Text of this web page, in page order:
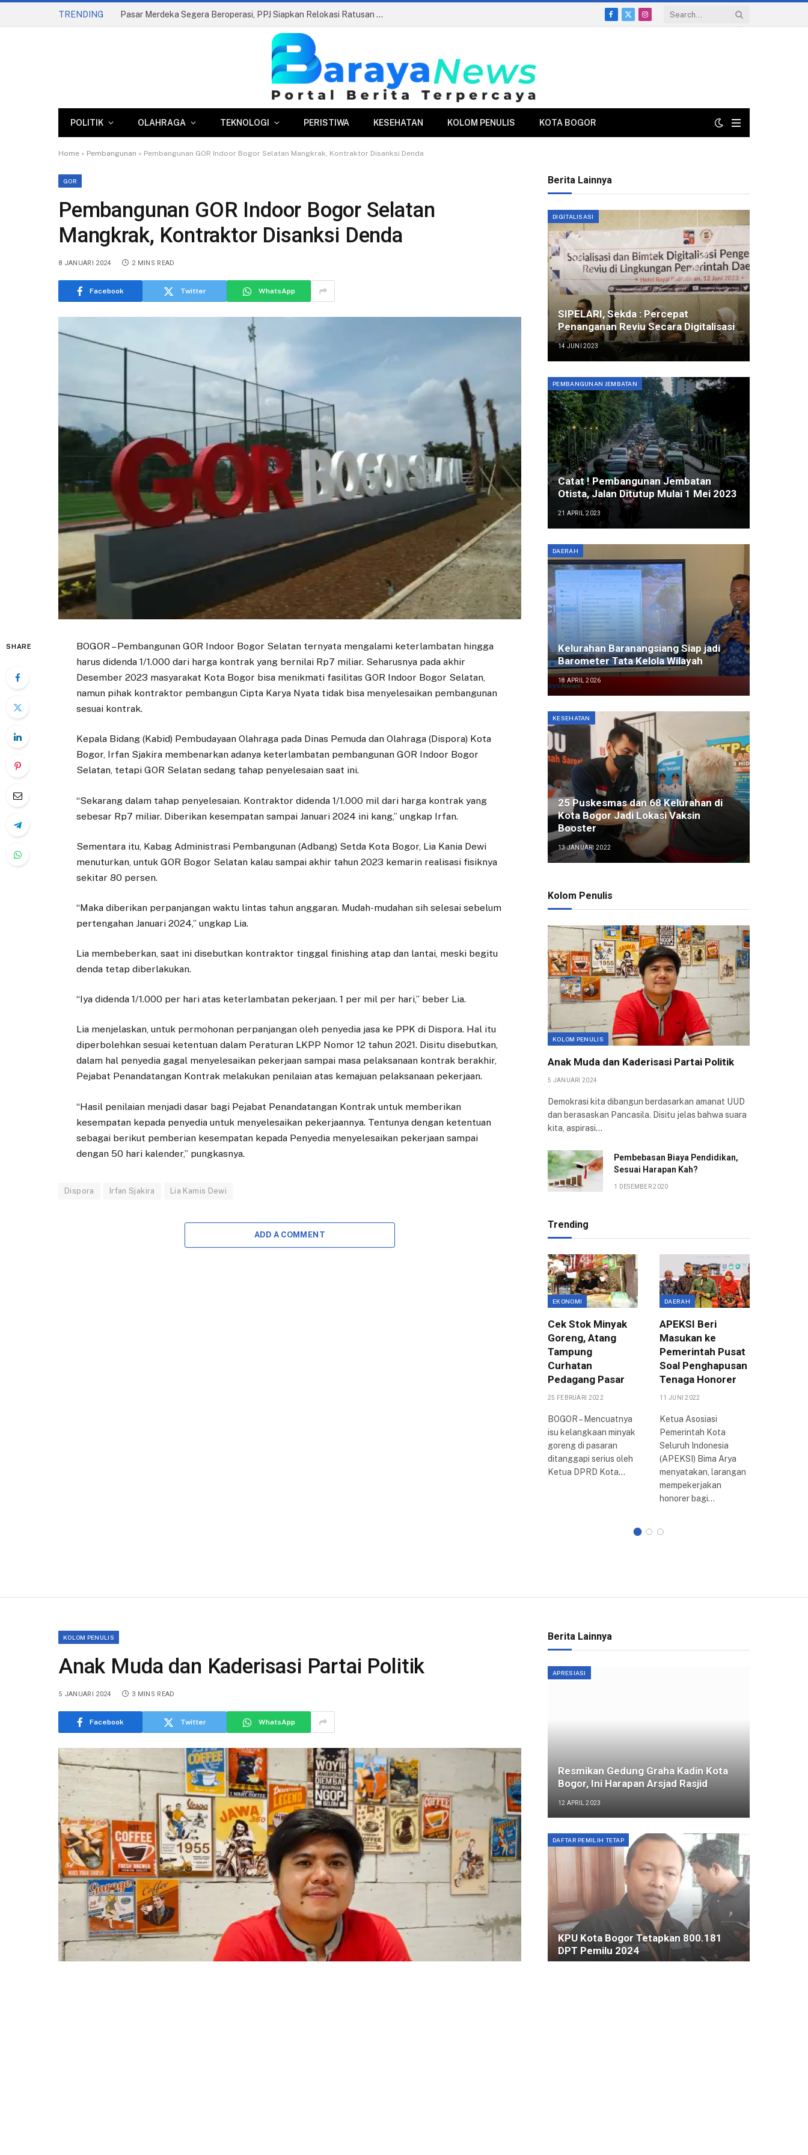
TRENDING Pasar Merdeka Segera Beroperasi, PPJ Siapkan Relokasi Ratusan Pedagang dan PKL
Facebook
X
Instagram
POLITIK OLAHRAGA TEKNOLOGI PERISTIWA KESEHATAN KOLOM PENULIS KOTA BOGOR
Home » Pembangunan » Pembangunan GOR Indoor Bogor Selatan Mangkrak, Kontraktor Disanksi Denda
GOR
Pembangunan GOR Indoor Bogor Selatan
Mangkrak, Kontraktor Disanksi Denda
8 JANUARI 2024 2 MINS READ
Facebook Twitter WhatsApp
SHARE
BOGOR – Pembangunan GOR Indoor Bogor Selatan ternyata mengalami keterlambatan hingga
harus didenda 1/1.000 dari harga kontrak yang bernilai Rp7 miliar. Seharusnya pada akhir
Desember 2023 masyarakat Kota Bogor bisa menikmati fasilitas GOR Indoor Bogor Selatan,
namun pihak kontraktor pembangun Cipta Karya Nyata tidak bisa menyelesaikan pembangunan
sesuai kontrak.
Kepala Bidang (Kabid) Pembudayaan Olahraga pada Dinas Pemuda dan Olahraga (Dispora) Kota
Bogor, Irfan Sjakira membenarkan adanya keterlambatan pembangunan GOR Indoor Bogor
Selatan, tetapi GOR Selatan sedang tahap penyelesaian saat ini.
“Sekarang dalam tahap penyelesaian. Kontraktor didenda 1/1.000 mil dari harga kontrak yang
sebesar Rp7 miliar. Diberikan kesempatan sampai Januari 2024 ini kang,” ungkap Irfan.
Sementara itu, Kabag Administrasi Pembangunan (Adbang) Setda Kota Bogor, Lia Kania Dewi
menuturkan, untuk GOR Bogor Selatan kalau sampai akhir tahun 2023 kemarin realisasi fisiknya
sekitar 80 persen.
“Maka diberikan perpanjangan waktu lintas tahun anggaran. Mudah-mudahan sih selesai sebelum
pertengahan Januari 2024,” ungkap Lia.
Lia membeberkan, saat ini disebutkan kontraktor tinggal finishing atap dan lantai, meski begitu
denda tetap diberlakukan.
“Iya didenda 1/1.000 per hari atas keterlambatan pekerjaan. 1 per mil per hari,” beber Lia.
Lia menjelaskan, untuk permohonan perpanjangan oleh penyedia jasa ke PPK di Dispora. Hal itu
diperbolehkan sesuai ketentuan dalam Peraturan LKPP Nomor 12 tahun 2021. Disitu disebutkan,
dalam hal penyedia gagal menyelesaikan pekerjaan sampai masa pelaksanaan kontrak berakhir,
Pejabat Penandatangan Kontrak melakukan penilaian atas kemajuan pelaksanaan pekerjaan.
“Hasil penilaian menjadi dasar bagi Pejabat Penandatangan Kontrak untuk memberikan
kesempatan kepada penyedia untuk menyelesaikan pekerjaannya. Tentunya dengan ketentuan
sebagai berikut pemberian kesempatan kepada Penyedia menyelesaikan pekerjaan sampai
dengan 50 hari kalender,” pungkasnya.
Dispora Irfan Sjakira Lia Kamis Dewi
ADD A COMMENT
Berita Lainnya
DIGITALISASI
SIPELARI, Sekda : Percepat
Penanganan Reviu Secara Digitalisasi
14 JUNI 2023
PEMBANGUNAN JEMBATAN
Catat ! Pembangunan Jembatan
Otista, Jalan Ditutup Mulai 1 Mei 2023
21 APRIL 2023
DAERAH
Kelurahan Baranangsiang Siap jadi
Barometer Tata Kelola Wilayah
18 APRIL 2026
KESEHATAN
25 Puskesmas dan 68 Kelurahan di
Kota Bogor Jadi Lokasi Vaksin
Booster
13 JANUARI 2022
Kolom Penulis
KOLOM PENULIS
Anak Muda dan Kaderisasi Partai Politik
5 JANUARI 2024
Demokrasi kita dibangun berdasarkan amanat UUD
dan berasaskan Pancasila. Disitu jelas bahwa suara
kita, aspirasi…
Pembebasan Biaya Pendidikan,
Sesuai Harapan Kah?
1 DESEMBER 2020
Trending
EKONOMI
Cek Stok Minyak
Goreng, Atang
Tampung
Curhatan
Pedagang Pasar
25 FEBRUARI 2022
BOGOR – Mencuatnya
isu kelangkaan minyak
goreng di pasaran
ditanggapi serius oleh
Ketua DPRD Kota…
DAERAH
APEKSI Beri
Masukan ke
Pemerintah Pusat
Soal Penghapusan
Tenaga Honorer
11 JUNI 2022
Ketua Asosiasi
Pemerintah Kota
Seluruh Indonesia
(APEKSI) Bima Arya
menyatakan, larangan
mempekerjakan
honorer bagi…
KOLOM PENULIS
Anak Muda dan Kaderisasi Partai Politik
5 JANUARI 2024 3 MINS READ
Facebook Twitter WhatsApp
Berita Lainnya
APRESIASI
Resmikan Gedung Graha Kadin Kota
Bogor, Ini Harapan Arsjad Rasjid
12 APRIL 2023
DAFTAR PEMILIH TETAP
KPU Kota Bogor Tetapkan 800.181
DPT Pemilu 2024